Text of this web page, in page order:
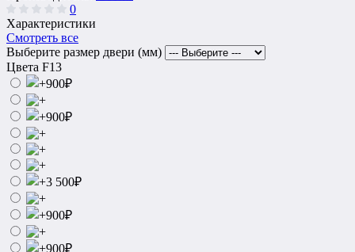
0
Характеристики
Смотреть все
Выберите размер двери (мм)
Цвета F13